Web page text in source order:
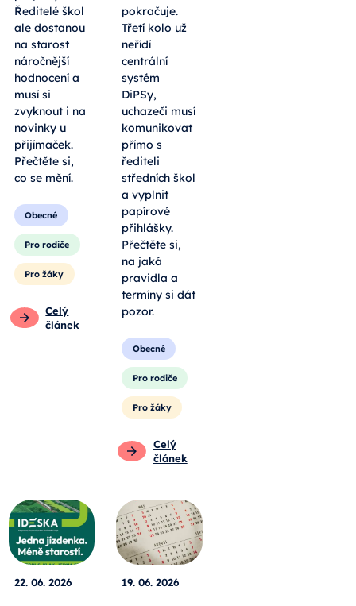
Ředitelé škol
ale dostanou
na starost
náročnější
hodnocení a
musí si
zvyknout i na
novinky u
přijímaček.
Přečtěte si,
co se mění.
Obecné
Pro rodiče
Pro žáky
Celý
článek
pokračuje.
Třetí kolo už
neřídí
centrální
systém
DiPSy,
uchazeči musí
komunikovat
přímo s
řediteli
středních škol
a vyplnit
papírové
přihlášky.
Přečtěte si,
na jaká
pravidla a
termíny si dát
pozor.
Obecné
Pro rodiče
Pro žáky
Celý
článek
22. 06. 2026 19. 06. 2026